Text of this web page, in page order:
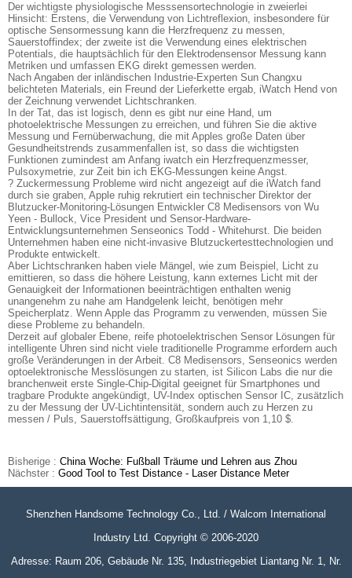
Der wichtigste physiologische Messsensortechnologie in zweierlei
Hinsicht: Erstens, die Verwendung von Lichtreflexion, insbesondere für
optische Sensormessung kann die Herzfrequenz zu messen,
Sauerstoffindex; der zweite ist die Verwendung eines elektrischen
Potentials, die hauptsächlich für den Elektrodensensor Messung kann
Metriken und umfassen EKG direkt gemessen werden.
Nach Angaben der inländischen Industrie-Experten Sun Changxu
belichteten Materials, ein Freund der Lieferkette ergab, iWatch Hend von
der Zeichnung verwendet Lichtschranken.
In der Tat, das ist logisch, denn es gibt nur eine Hand, um
photoelektrische Messungen zu erreichen, und führen Sie die aktive
Messung und Fernüberwachung, die mit Apples große Daten über
Gesundheitstrends zusammenfallen ist, so dass die wichtigsten
Funktionen zumindest am Anfang iwatch ein Herzfrequenzmesser,
Pulsoxymetrie, zur Zeit bin ich EKG-Messungen keine Angst.
? Zuckermessung Probleme wird nicht angezeigt auf die iWatch fand
durch sie graben, Apple ruhig rekrutiert ein technischer Direktor der
Blutzucker-Monitoring-Lösungen Entwickler C8 Medisensors von Wu
Yeen - Bullock, Vice President und Sensor-Hardware-
Entwicklungsunternehmen Senseonics Todd - Whitehurst. Die beiden
Unternehmen haben eine nicht-invasive Blutzuckertesttechnologien und
Produkte entwickelt.
Aber Lichtschranken haben viele Mängel, wie zum Beispiel, Licht zu
emittieren, so dass die höhere Leistung, kann externes Licht mit der
Genauigkeit der Informationen beeinträchtigen enthalten wenig
unangenehm zu nahe am Handgelenk leicht, benötigen mehr
Speicherplatz. Wenn Apple das Programm zu verwenden, müssen Sie
diese Probleme zu behandeln.
Derzeit auf globaler Ebene, reife photoelektrischen Sensor Lösungen für
intelligente Uhren sind nicht viele traditionelle Programme erfordern auch
große Veränderungen in der Arbeit. C8 Medisensors, Senseonics werden
optoelektronische Messlösungen zu starten, ist Silicon Labs die nur die
branchenweit erste Single-Chip-Digital geeignet für Smartphones und
tragbare Produkte angekündigt, UV-Index optischen Sensor IC, zusätzlich
zu der Messung der UV-Lichtintensität, sondern auch zu Herzen zu
messen / Puls, Sauerstoffsättigung, Großkaufpreis von 1,10 $.
Bisherige : China Woche: Fußball Träume und Lehren aus Zhou
Nächster : Good Tool to Test Distance - Laser Distance Meter
Shenzhen Handsome Technology Co., Ltd. / Walcom International
Industry Ltd. Copyright © 2006-2020
Adresse: Raum 206, Gebäude Nr. 135, Industriegebiet Liantang Nr. 1, Nr.